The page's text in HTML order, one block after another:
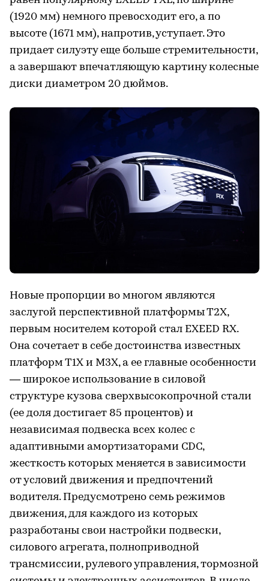
(1920 мм) немного превосходит его, а по
высоте (1671 мм), напротив, уступает. Это
придает силуэту еще больше стремительности,
а завершают впечатляющую картину колесные
диски диаметром 20 дюймов.
Новые пропорции во многом являются
заслугой перспективной платформы Т2Х,
первым носителем которой стал EXEED RX.
Она сочетает в себе достоинства известных
платформ Т1Х и М3Х, а ее главные особенности
— широкое использование в силовой
структуре кузова сверхвысокопрочной стали
(ее доля достигает 85 процентов) и
независимая подвеска всех колес с
адаптивными амортизаторами CDC,
жесткость которых меняется в зависимости
от условий движения и предпочтений
водителя. Предусмотрено семь режимов
движения, для каждого из которых
разработаны свои настройки подвески,
силового агрегата, полноприводной
трансмиссии, рулевого управления, тормозной